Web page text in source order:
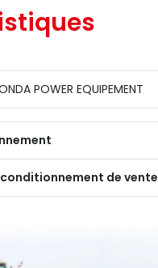
POWER EQUIPEMENT
de vente